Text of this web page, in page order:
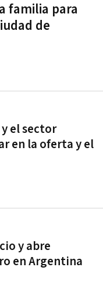
familia para
de
el sector
en la oferta y el
y abre
en Argentina